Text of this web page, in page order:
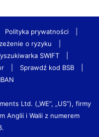
Polityka prywatności
o ryzyku
SWIFT
Sprawdź kod BSB
Ltd. („WE”, „US”), firmy
Anglii i Walii z numerem